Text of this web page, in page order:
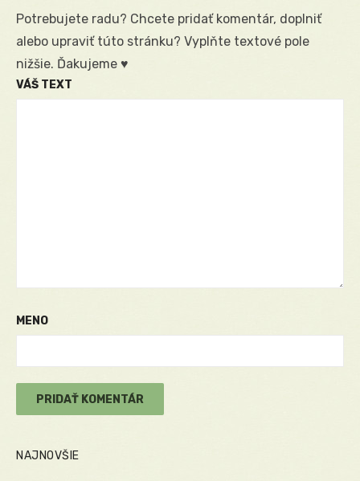
Potrebujete radu? Chcete pridať komentár, doplniť
alebo upraviť túto stránku? Vyplňte textové pole
nižšie. Ďakujeme ♥
VÁŠ TEXT
MENO
NAJNOVŠIE